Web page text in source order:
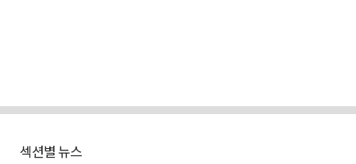
섹션별 뉴스